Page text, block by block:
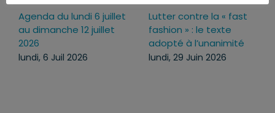
Agenda du lundi 6 juillet
au dimanche 12 juillet
2026
lundi, 6 Juil 2026
Lutter contre la « fast
fashion » : le texte
adopté à l’unanimité
lundi, 29 Juin 2026